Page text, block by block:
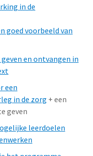
in de
goed voorbeeld van
en ontvangen in
een
in de zorg + een
geven
leerdoelen